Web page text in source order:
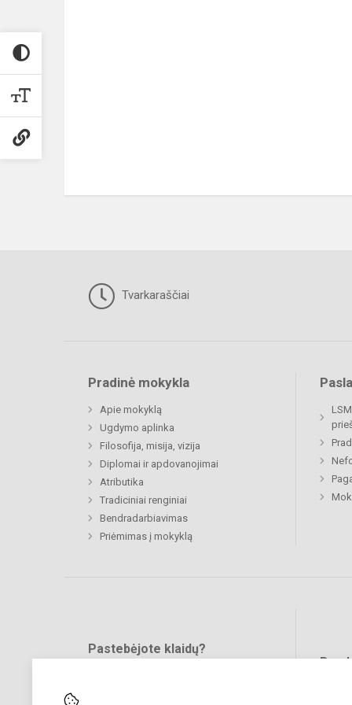
Tvarkaraščiai
Pradinė mokykla
Apie mokyklą
Ugdymo aplinka
Filosofija, misija, vizija
Diplomai ir apdovanojimai
Atributika
Tradiciniai renginiai
Bendradarbiavimas
Priėmimas į mokyklą
Pastebėjote klaidų?